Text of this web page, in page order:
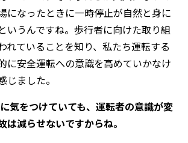
になったときに一時停止が自然と身に
いうんですね。歩行者に向けた取り組
れていることを知り、私たち運転する
に安全運転への意識を高めていかなけ
じました。
気をつけていても、運転者の意識が変
は減らせないですからね。